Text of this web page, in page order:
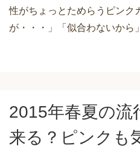
性がちょっとためらうピンク
が・・・」「似合わないから
2015年春夏の流
来る？ピンクも